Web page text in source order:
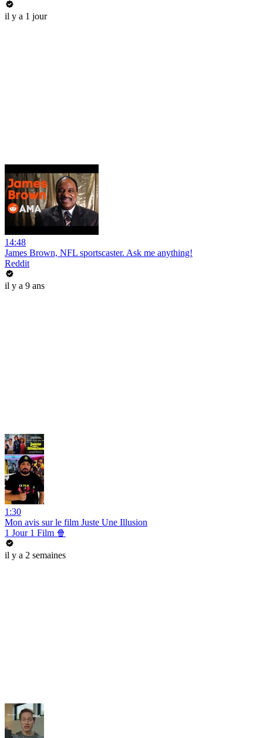
il y a 1 jour
14:48
James Brown, NFL sportscaster. Ask me anything!
Reddit
il y a 9 ans
1:30
Mon avis sur le film Juste Une Illusion
1 Jour 1 Film 🍿
il y a 2 semaines